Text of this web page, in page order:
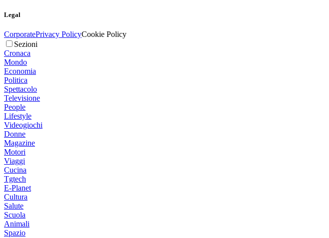
Legal
CorporatePrivacy PolicyCookie Policy
Sezioni
Cronaca
Mondo
Economia
Politica
Spettacolo
Televisione
People
Lifestyle
Videogiochi
Donne
Magazine
Motori
Viaggi
Cucina
Tgtech
E-Planet
Cultura
Salute
Scuola
Animali
Spazio